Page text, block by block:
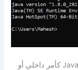
إذا قال موجه الأوامر إنه لم يتم التعرف على Java كأمر داخلي أو